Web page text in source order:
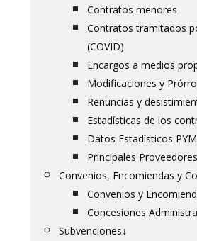
Contratos menores
Contratos tramitados
(COVID)
Encargos a medios
Modificaciones y
Renuncias y
Estadísticas de los
Datos Estadísticos
Principales Proveedores
Convenios, Encomiendas y
Convenios y
Concesiones
Subvenciones↓